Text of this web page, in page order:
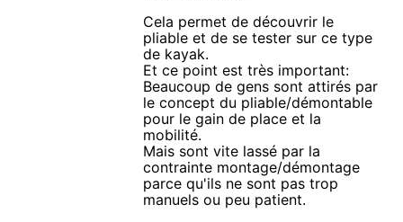
Cela permet de découvrir le
pliable et de se tester sur ce type
de kayak.
Et ce point est très important:
Beaucoup de gens sont attirés par
le concept du pliable/démontable
pour le gain de place et la
mobilité.
Mais sont vite lassé par la
contrainte montage/démontage
parce qu'ils ne sont pas trop
manuels ou peu patient.